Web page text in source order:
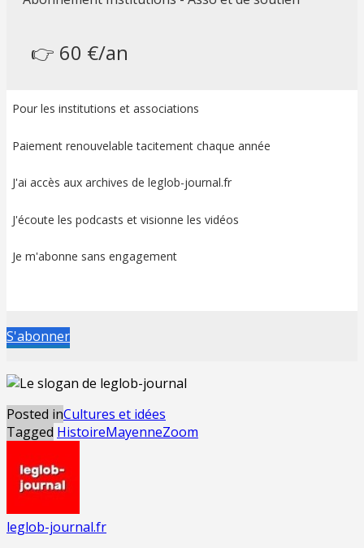
👉 60 €/an
Pour les institutions et associations
Paiement renouvelable tacitement chaque année
J'ai accès aux archives de leglob-journal.fr
J'écoute les podcasts et visionne les vidéos
Je m'abonne sans engagement
S'abonner
Posted inCultures et idées
Tagged HistoireMayenneZoom
leglob-journal.fr